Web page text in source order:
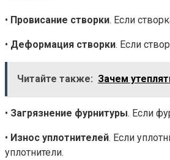
• Провисание створки. Если
• Деформация створки. Если
Читайте также: Зачем
• Загрязнение фурнитуры. Если
• Износ уплотнителей. Если
уплотнители.